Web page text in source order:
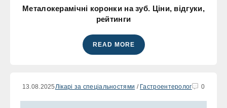
Металокерамічні коронки на зуб. Ціни, відгуки,
рейтинги
READ MORE
13.08.2025 Лікарі за спеціальностями / Гастроентеролог 0